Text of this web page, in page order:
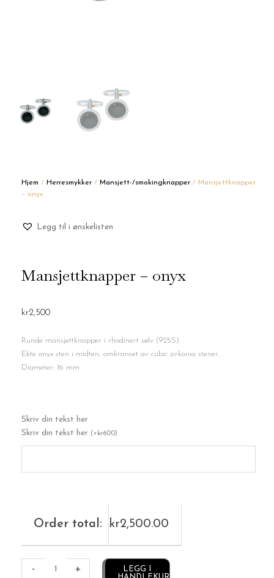
Hjem / Herresmykker / Mansjett-/smokingknapper / Mansjettknapper
– onyx
Legg til i ønskelisten
Mansjettknapper – onyx
kr2,500
Runde mansjettknapper i rhodinert sølv (925S)
Ekte onyx sten i midten, omkranset av cubic zirkonia stener.
Diameter: 16 mm
Skriv din tekst her
Skriv din tekst her (+ kr600)
Order total: kr2,500.00
-
-
onyx
antall
+
LEGG I
Alternative: